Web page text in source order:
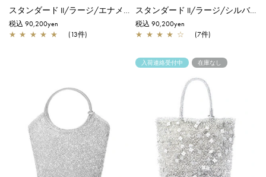
税込 90,200yen
★ ★ ★ ★ ★ (13件)
スタンダード II/ラージ/シルバー
税込 90,200yen
★ ★ ★ ★ ☆ (7件)
入荷連絡受付中 在庫なし